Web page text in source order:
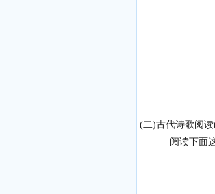
(二)古代诗歌阅
阅读下面这首